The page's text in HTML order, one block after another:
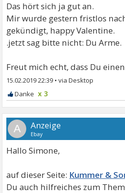
Das hört sich ja gut an.
Mir wurde gestern fristlos
gekündigt, happy Valentine.
.jetzt sag bitte nicht: Du Arme.
Freut mich echt, dass Du
15.02.2019 22:39 •
x 3
A
Hallo Simone,
Kummer &